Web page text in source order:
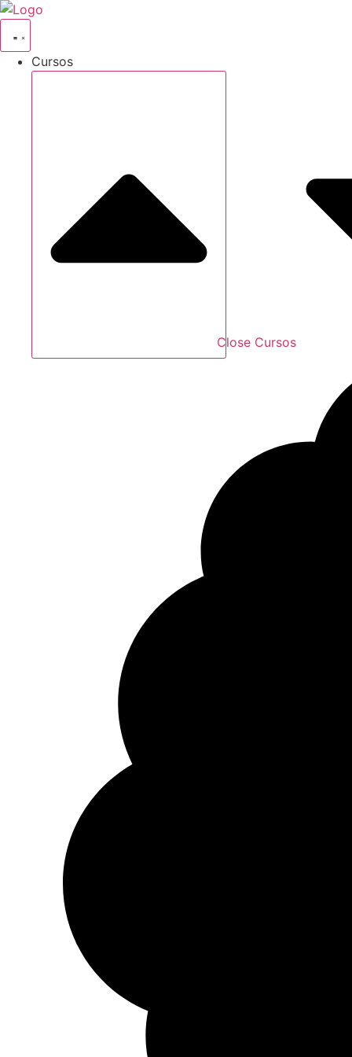
Ir
contenido
Cursos
Close Cursos